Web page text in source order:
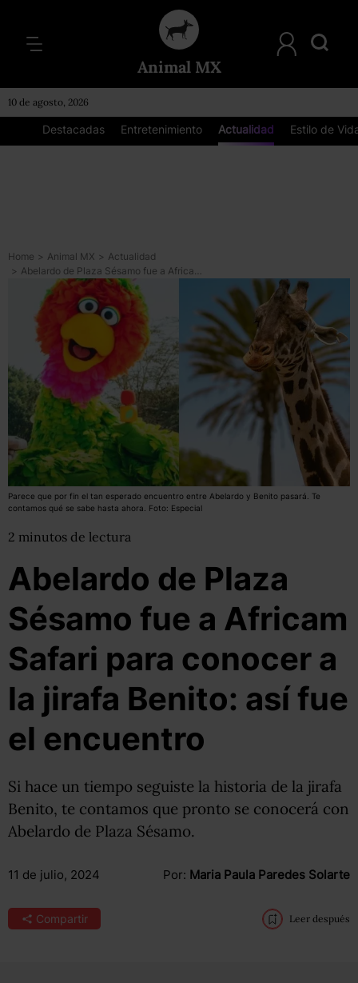
Animal MX
10 de agosto, 2026
Destacadas Entretenimiento Actualidad Estilo de
Home > Animal MX > Actualidad
>
Abelardo de Plaza Sésamo fue a Africam Safari para conocer a la jirafa Benito: así fue el encuentro
Parece que por fin el tan esperado encuentro entre Abelardo y Benito pasará. Te
contamos qué se sabe hasta ahora. Foto: Especial
2 minutos de lectura
Abelardo de Plaza
Sésamo fue a Africam
Safari para conocer a
la jirafa Benito: así fue
el encuentro
Si hace un tiempo seguiste la historia de la jirafa
Benito, te contamos que pronto se conocerá con
Abelardo de Plaza Sésamo.
11 de julio, 2024 Por: Maria Paula Paredes Solarte
Compartir Leer después